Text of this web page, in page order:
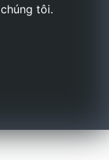
tôi.